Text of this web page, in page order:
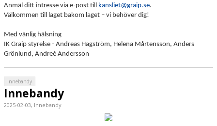
Anmäl ditt intresse via e-post till
kansliet@graip.se.
Välkommen till laget bakom laget – vi behöver dig!
Med vänlig hälsning
IK Graip styrelse - Andreas Hagström, Helena Mårtensson, Anders
Grönlund, Andreé Andersson
Innebandy
Innebandy
2025-02-03, Innebandy